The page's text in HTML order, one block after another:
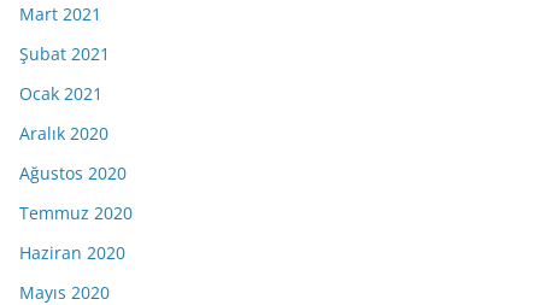
Mart 2021
Şubat 2021
Ocak 2021
Aralık 2020
Ağustos 2020
Temmuz 2020
Haziran 2020
Mayıs 2020